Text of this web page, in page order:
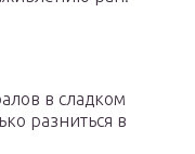
в сладком
разниться в